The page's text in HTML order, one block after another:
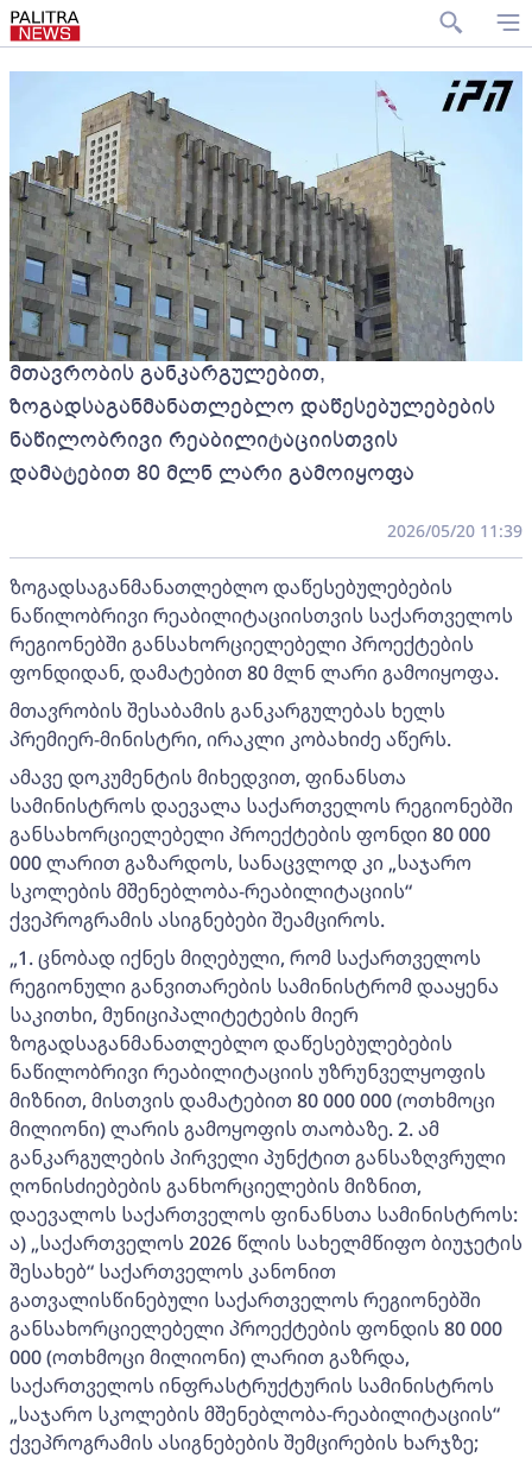
მთავრობის განკარგულებით,
ზოგადსაგანმანათლებლო დაწესებულებების
ნაწილობრივი რეაბილიტაციისთვის
დამატებით 80 მლნ ლარი გამოიყოფა
2026/05/20 11:39
ზოგადსაგანმანათლებლო დაწესებულებების
ნაწილობრივი რეაბილიტაციისთვის საქართველოს
რეგიონებში განსახორციელებელი პროექტების
ფონდიდან, დამატებით 80 მლნ ლარი გამოიყოფა.
მთავრობის შესაბამის განკარგულებას ხელს
პრემიერ-მინისტრი, ირაკლი კობახიძე აწერს.
ამავე დოკუმენტის მიხედვით, ფინანსთა
სამინისტროს დაევალა საქართველოს რეგიონებში
განსახორციელებელი პროექტების ფონდი 80 000
000 ლარით გაზარდოს, სანაცვლოდ კი „საჯარო
სკოლების მშენებლობა-რეაბილიტაციის“
ქვეპროგრამის ასიგნებები შეამციროს.
„1. ცნობად იქნეს მიღებული, რომ საქართველოს
რეგიონული განვითარების სამინისტრომ დააყენა
საკითხი, მუნიციპალიტეტების მიერ
ზოგადსაგანმანათლებლო დაწესებულებების
ნაწილობრივი რეაბილიტაციის უზრუნველყოფის
მიზნით, მისთვის დამატებით 80 000 000 (ოთხმოცი
მილიონი) ლარის გამოყოფის თაობაზე. 2. ამ
განკარგულების პირველი პუნქტით განსაზღვრული
ღონისძიებების განხორციელების მიზნით,
დაევალოს საქართველოს ფინანსთა სამინისტროს:
ა) „საქართველოს 2026 წლის სახელმწიფო ბიუჯეტის
შესახებ“ საქართველოს კანონით
გათვალისწინებული საქართველოს რეგიონებში
განსახორციელებელი პროექტების ფონდის 80 000
000 (ოთხმოცი მილიონი) ლარით გაზრდა,
საქართველოს ინფრასტრუქტურის სამინისტროს
„საჯარო სკოლების მშენებლობა-რეაბილიტაციის“
ქვეპროგრამის ასიგნებების შემცირების ხარჯზე;